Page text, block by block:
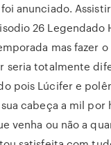
anunciado.
26 Legendado
mas fazer
seria totalmente
pois Lúcifer e
cabeça a mil por
venha ou não a